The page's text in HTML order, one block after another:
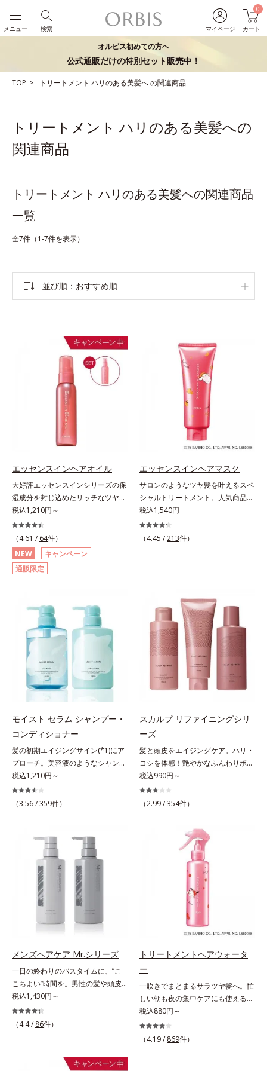
マイページ
0
カート
検索
メニュー
オルビス初めての方へ
公式通販だけの特別セット販売中！
TOP トリートメント ハリのある美髪への関連商品
トリートメント ハリのある美髪への
関連商品
トリートメント ハリのある美髪への関連商品
一覧
全7件（1-7件を表示）
並び順 おすすめ順
エッセンスインヘアオイル
大好評エッセンスインシリーズの保
湿成分を封じ込めたリッチなツヤ髪
続くヘアオイル。人気商品「エッセ
ンスインヘアミルク」と同じシリー
ズのヘアオイルです。ナノサイズの
美容成分(*1)で髪の隙間を満たして
リッチなツヤ髪を維持する“超音波
トリートメント”発想(*2)。美容成分
記憶マグネット成分(*1)を配合しま
した。さらにキューティクルとなじ
みが良いキューティクルリペア成分
(*3)が、開いたキューティクルにピ
タッと密着し、毎朝手ぐしでツヤが
整うほどの美しい素髪へ導きます。
そのほか、健康的な印象の髪に導く
美容液成分も多数配合しました。・
分が乾燥ダメージをケアし、毛髪の
うるおいをUP・11種のアミノ酸
(*5)：エッセンスインヘアミルクと
共通成分で毛髪を補修・タンパク質
補給成分(*6)：毛髪を補修してハリ
コシをUP・コレステロール(*7)：髪
への親和性が高い油性成分が毛髪の
湿・毛髪補修成分）*2 超音波ケア
の“定着”着想。毛髪水分との結合処
方で定着*3 イソステアロイル加水
分解シルク（毛髪補修成分）*4 ト
コフェロール、テトラヘキシルデカ
ン酸アスコルビル（保湿）*5 アル
ギニン、グリシン、アスパラギン
酸、セリン、トレオニン、バリン、
ニン、イソロイシン、ヒスチジン
（毛髪補修）*6 加水分解ゴマタン
パクＰＧプロピルメチルシランジオ
ール（毛髪補修）*7 コレステロー
ル（保湿）各商品の詳しい情報は商
品ページをご覧ください。・エッセ
ンスインヘアミルクは、こちら
税込1,210円～
（4.61 / 64件）
NEW
キャンペーン
通販限定
エッセンスインヘアマスク
サロンのようなツヤ髪を叶えるスペ
シャルトリートメント。人気商品
「エッセンスインヘアミルク」と同
じシリーズの、お風呂で美しいツヤ
髪を叶えるスペシャルヘアマスクで
ている部位に吸着して、キューティ
クル表面をリペア。髪の内外にアプ
ローチして、乾燥などの外的刺激か
ら守り抜き、ダメージ(*2)を立て直
し(*3)ます。お風呂でシャンプー後
に適量を髪になじませ、置き時間は
0秒。なじませてすぐに洗い流す手
軽さで、毛先までするんっとまとま
修成分（イソステアリン酸、イソス
テアロイル加水分解コラーゲン、イ
ソステアロイル加水分解シルク、ス
フィンゴ糖脂質、トコフェロール、
グリセリン、糖脂質、BG、イソス
テアリン酸、イソステアロイル加水
分解コラーゲン、イソステアロイル
ヒアルロン酸ヒドロキシプロピルト
リモニウム、フェノキシエタノー
ル）*2 髪の乾燥、乾燥によるパサ
つき*3 毛髪にうるおい、ハリを与
税込1,540円
（4.45 /213件）
モイスト セラム シャンプー・
コンディショナー
髪の初期エイジングサイン(*1)にア
プローチ。美容液のようなシャンプ
ー＆コンディショナーで触れていた
くなるうるツヤ髪へ。「髪のうねり
が気になる」「乾燥してパサつく」
アプローチする、オルビスのモイス
トセラムシリーズ。まるでスキンケ
アアイテムのように美容液成分(*2)
を6つも配合。保水してうるおいを
逃さない成分と、深く浸透してうる
おいで満たす成分で、髪も地肌も贅
沢にケアします。さらにうるおいを
行き渡らせる浸透力と、うるおいを
用。髪のうねりを抑え、スタイリン
なるうるツヤ髪へと導きます。ヒノ
キ、ラベンダー、ゼラニウムによる
リフレッシュアロマの香りで、バス
ルームがここちよいリラックス空間
に。*1 うねり、パサつき*2 保湿成
税込1,210円～
（3.56 /359件）
スカルプ リファイニングシリ
ーズ
髪と頭皮をエイジングケア。ハリ・
コシを体感！艶やかなふんわりボリ
ューム美髪へ。「抜け毛が目立つ」
「ボリュームがない」「ハリ・コシ
がない」という年齢による3大髪悩
ケア(*1)する、オルビスの頭皮ケア
シリーズです。地肌と髪をすこやか
に保つ「3Dプロテクト成分(*2)」
と、うるおったツヤ髪に導く「ブレ
ンドボタニカルエキス(*2)」を配
合。艶やかな、ふんわりボリューム
美髪へ導きます。翌朝の手ぐしで納
得できる、褒められ髪をご体感くだ
さい。*1 年齢に応じたお手入れの
こと *2 保湿成分
税込990円～
（2.99 /354件）
メンズヘアケア Mr.シリーズ
一日の終わりのバスタイムに、”こ
こちよい”時間を。男性の髪や頭皮
は汗や余分な皮脂に加え、ハードワ
ックスやスプレーなど性質が異なる
汚れがたまりやすい環境にありま
に負担をかけずに化学成分による汚
税込1,430円～
（4.4 / 86件）
トリートメントヘアウォータ
ー
一吹きでまとまるサラツヤ髪へ。忙
しい朝も夜の集中ケアにも使える美
髪ミスト。シュッとひと吹きで、理
想の髪になれるトリートメント。傷
んだ髪のケアは毛先だけでなく、髪
税込880円～
（4.19 / 869件）